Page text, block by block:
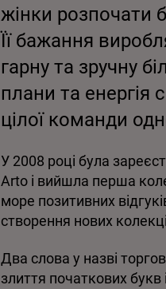
жінки розпочати
Її бажання
гарну та зручну
плани та енергія
цілої команди
У 2008 році була
Arto і вийшла перша
море позитивних
створення нових
Два слова у назві
злиття початкових букв